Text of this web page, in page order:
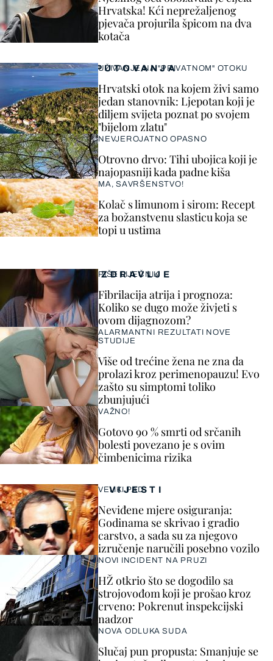
VIJESTI
VELIKI PAD
Neviđene mjere osiguranja:
Godinama se skrivao i gradio
carstvo, a sada su za njegovo
izručenje naručili posebno vozilo
NOVI INCIDENT NA PRUZI
HŽ otkrio što se dogodilo sa
strojovođom koji je prošao kroz
crveno: Pokrenut inspekcijski
nadzor
NOVA ODLUKA SUDA
Slučaj pun propusta: Smanjuje se
Hrvatska! Kći neprežaljenog
pjevača projurila špicom na dva
kotača
ZDRAVLJE
PIŠE LIJEČNIK
Fibrilacija atrija i prognoza:
Koliko se dugo može živjeti s
ovom dijagnozom?
ALARMANTNI REZULTATI NOVE
STUDIJE
Više od trećine žena ne zna da
prolazi kroz perimenopauzu! Evo
zašto su simptomi toliko
zbunjujući
VAŽNO!
Gotovo 90 % smrti od srčanih
bolesti povezano je s ovim
čimbenicima rizika
PUTOVANJA
UŽIVANJE NA "PRIVATNOM" OTOKU
Hrvatski otok na kojem živi samo
jedan stanovnik: Ljepotan koji je
diljem svijeta poznat po svojem
"bijelom zlatu"
NEVJEROJATNO OPASNO
Otrovno drvo: Tihi ubojica koji je
najopasniji kada padne kiša
MA, SAVRŠENSTVO!
Kolač s limunom i sirom: Recept
za božanstvenu slasticu koja se
topi u ustima